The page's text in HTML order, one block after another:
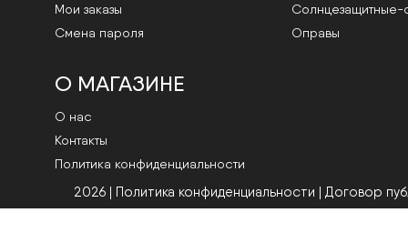
Мои заказы
Смена пароля
Cолнцезащитные-
Оправы
О МАГАЗИНЕ
О нас
Контакты
Политика конфиденциальности
2026 | Политика конфиденциальности | Договор